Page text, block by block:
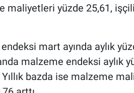
maliyetleri yüzde 25,61,
mart ayında aylık
malzeme endeksi aylık
bazda ise malzeme